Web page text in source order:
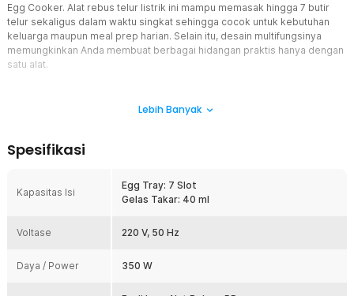
Egg Cooker. Alat rebus telur listrik ini mampu memasak hingga 7 butir
telur sekaligus dalam waktu singkat sehingga cocok untuk kebutuhan
keluarga maupun meal prep harian. Selain itu, desain multifungsinya
memungkinkan Anda membuat berbagai hidangan praktis hanya dengan
satu alat.
merebus banyak telur dalam satu kali proses. Fitur ini sangat
menggunakan panci besar. Alat rebus telur ini juga cocok digunakan
untuk kebutuhan diet, bekal sekolah, maupun meal prep mingguan.
Tidak perlu mengatur mode atau pengaturan rumit. Cukup
cooker akan mulai bekerja secara otomatis. Sistem sederhana ini
membuat siapa saja dapat menggunakannya dengan mudah,
Lebih Banyak
Spesifikasi
Kapasitas Isi
Egg Tray: 7 Slot
Gelas Takar: 40 ml
Voltase 220 V, 50 Hz
Daya / Power 350 W